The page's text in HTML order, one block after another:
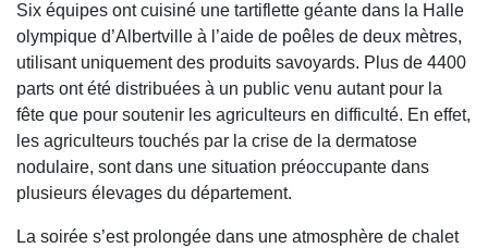
Six équipes ont cuisiné une tartiflette géante dans la Halle
olympique d’Albertville à l’aide de poêles de deux mètres,
utilisant uniquement des produits savoyards. Plus de 4400
parts ont été distribuées à un public venu autant pour la
fête que pour soutenir les agriculteurs en difficulté. En effet,
les agriculteurs touchés par la crise de la dermatose
nodulaire, sont dans une situation préoccupante dans
plusieurs élevages du département.
La soirée s’est prolongée dans une atmosphère de chalet